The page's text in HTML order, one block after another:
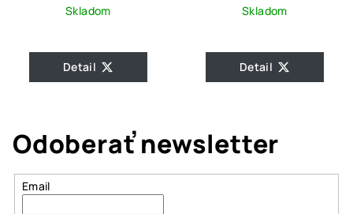
Skladom
Detail
Skladom
Detail
Odoberať newsletter
Email